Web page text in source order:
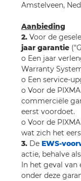
Amstelveen,
Aanbieding
2. Voor de
jaar garantie
o Een jaar
Warranty
o Een service-
o Voor de
commerciële
eerst voordoet.
o Voor de
wat zich het
3. De EWS-
actie, behalve
In het geval van
onder deze